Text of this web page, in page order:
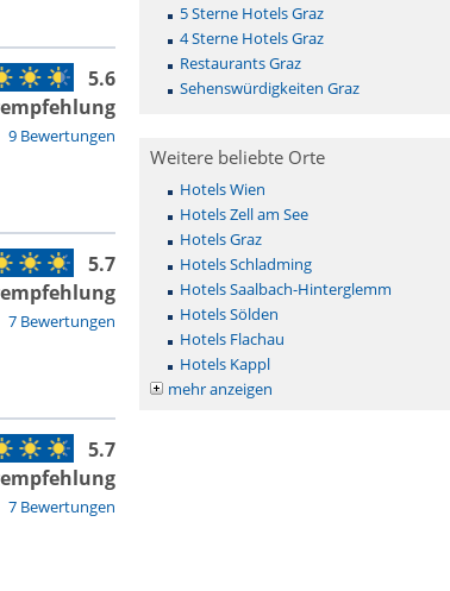
9 Bewertungen
5.6
7 Bewertungen
5.7
7 Bewertungen
5.7
5 Sterne Hotels Graz
4 Sterne Hotels Graz
Restaurants Graz
Sehenswürdigkeiten Graz
Weitere beliebte Orte
Hotels Wien
Hotels Zell am See
Hotels Graz
Hotels Schladming
Hotels Saalbach-Hinterglemm
Hotels Sölden
Hotels Flachau
Hotels Kappl
mehr anzeigen